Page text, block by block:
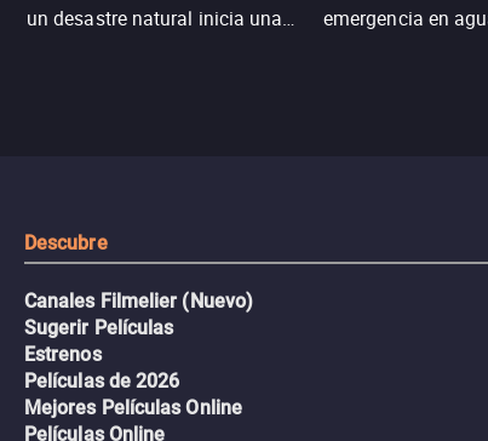
un desastre natural inicia una
emergencia en
Descubre
Canales Filmelier (Nuevo)
Sugerir Películas
Estrenos
Películas de 2026
Mejores Películas Online
Películas Online